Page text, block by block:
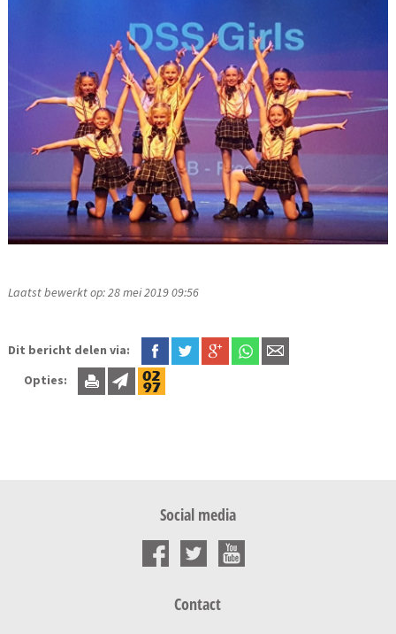
Laatst bewerkt op: 28 mei 2019 09:56
Dit bericht delen via:
Opties:
Social media
Contact